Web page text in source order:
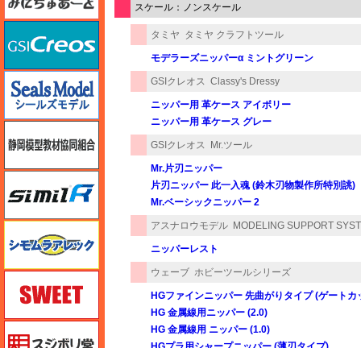
スケール：ノンスケール
タミヤ タミヤ クラフトツール
モデラーズニッパーα ミントグリーン
GSIクレオス Classy's Dressy
ニッパー用 革ケース アイボリー
ニッパー用 革ケース グレー
GSIクレオス Mr.ツール
Mr.片刃ニッパー
片刃ニッパー 此一入魂 (鈴木刃物製作所特別誂)
Mr.ベーシックニッパー 2
アスナロウモデル MODELING SUPPORT
ニッパーレスト
ウェーブ ホビーツールシリーズ
HGファインニッパー 先曲がりタイプ (ゲートカ
HG 金属線用ニッパー (2.0)
HG 金属線用 ニッパー (1.0)
GSIクレオス
シールズモデル
静岡模型協同組合
シミラー（similR）
シモムラアレック
スイート（SWEET）